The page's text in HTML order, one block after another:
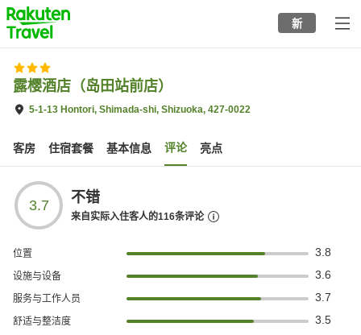
to
top
page
新
露樱酒店（岛田站前店）
5-1-13 Hontori, Shimada-shi, Shizuoka, 427-0022
客房 住宿套餐 基本信息 评论 亮点
3.7 不错
来自实际入住客人的116条评论
位置 3.8
设施与设备 3.6
服务与工作人员 3.7
舒适与整洁度 3.5